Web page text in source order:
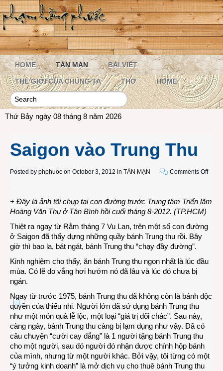
HOME TẢN MẠN BÀI VIẾT
THẾ GIỚI CỦA CHÚNG TA THƠ HOME
Thứ Bảy ngày 08 tháng 8 năm 2026
Saigon vào Trung Thu
Posted by phphuoc on October 3, 2012 in TẢN MẠN Comments Offon
Trung
+ Đây là ảnh tôi chụp tại con đường trước Trung tâm Triển lãm
Hoàng Văn Thụ ở Tân Bình hồi cuối tháng 8-2012. (TP.HCM)
Thiệt ra ngay từ Rằm tháng 7 Vu Lan, trên một số con đường
ở Saigon đã thấy dựng những quầy bánh Trung thu rồi. Bây
giờ thì bao la, bát ngát, bánh Trung thu “chạy đầy đường”.
Kinh nghiệm cho thấy, ăn bánh Trung thu ngon nhất là lúc đầu
mùa. Có lẽ do vắng hơi hướm nó đã lâu và lúc đó chưa bị
ngán.
Ngay từ trước 1975, bánh Trung thu đã không còn là bánh độc
quyền của thiếu nhi. Người lớn đã sử dụng bánh Trung thu
như một món quà lễ lộc, một loại “giá trị đổi chác”. Sau này,
càng ngày, bánh Trung thu càng bị lạm dụng như vậy. Đã có
câu chuyện “cười cay đắng” là 1 người tặng bánh Trung thu
cho một người, sau đó người đó nhận được chính hộp bánh
của mình, nhưng từ một người khác. Bởi vậy, tôi từng có một
“ý tưởng kinh doanh” là mở dịch vụ cho thuê bánh Trung thu